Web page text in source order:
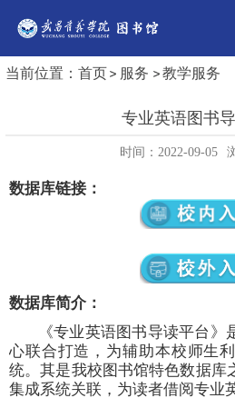
当前位置： 首页 服务 教学服务
专业英语图书
时间：2022-09-05
数据库链接：
数据库简介：
《专业英语图书导读平台 》
心联合打造，为辅助本校师生
统。其是我校图书馆特色数据库
集成系统关联，为读者借阅专业